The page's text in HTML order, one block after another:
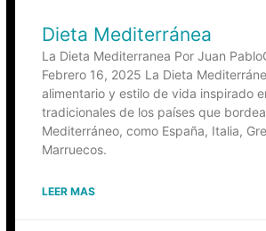
Dieta Mediterránea
La Dieta Mediterranea Por Juan
Febrero 16, 2025 La Dieta
alimentario y estilo de vida inspirado
tradicionales de los países que
Mediterráneo, como España, Italia,
Marruecos.
LEER MAS